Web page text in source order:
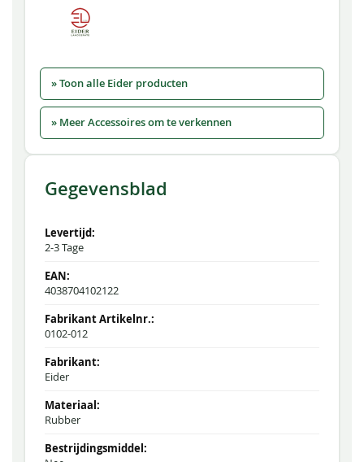
» Toon alle Eider producten
» Meer Accessoires om te verkennen
Gegevensblad
2-3 Tage
4038704102122
0102-012
Eider
Rubber